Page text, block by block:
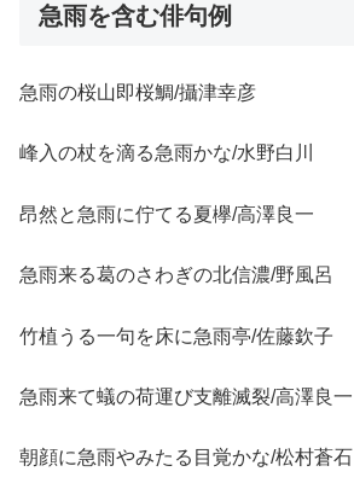
急雨を含む俳句例
急雨の桜山即桜鯛/攝津幸彦
峰入の杖を滴る急雨かな/水野白川
昂然と急雨に佇てる夏欅/高澤良一
急雨来る葛のさわぎの北信濃/野風呂
竹植うる一句を床に急雨亭/佐藤欽子
急雨来て蟻の荷運び支離滅裂/高澤良一
朝顔に急雨やみたる目覚かな/松村蒼石